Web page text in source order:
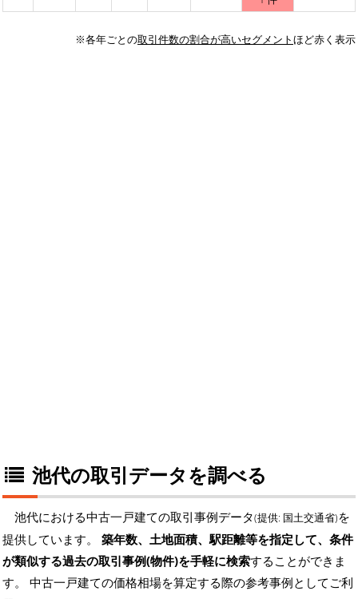
※各年ごとの取引件数の割合が高いセグメントほど赤く表示
池代の取引データを調べる
池代における中古一戸建ての取引事例データ(提供: 国土交通省)を
提供しています。 築年数、土地面積、駅距離等を指定して、条件
が類似する過去の取引事例(物件)を手軽に検索することができま
す。 中古一戸建ての価格相場を算定する際の参考事例としてご利